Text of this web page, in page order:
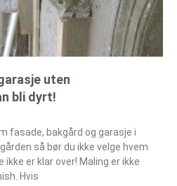
uten
bli dyrt!
fasade, bakgård og garasje i
så bør du ikke velge hvem
er klar over! Maling er ikke
Hvis